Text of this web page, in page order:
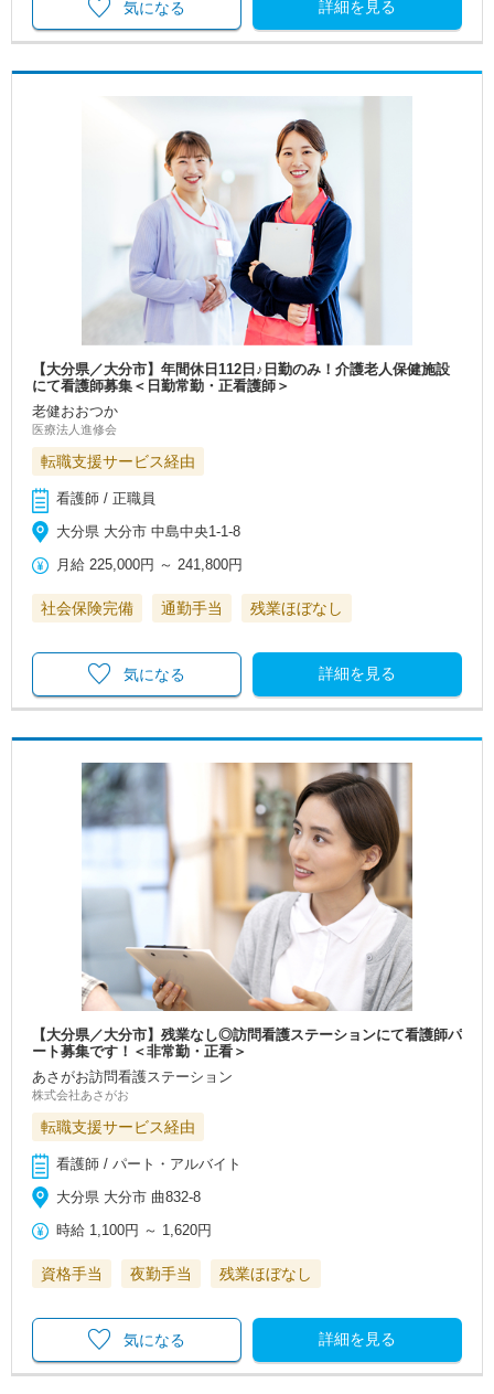
詳細を見る
気になる
【大分県／大分市】年間休日112日♪日勤のみ！介護老人保健施設
にて看護師募集＜日勤常勤・正看護師＞
老健おおつか
医療法人進修会
転職支援サービス経由
看護師 / 正職員
大分県 大分市 中島中央1-1-8
月給 225,000円 ～ 241,800円
社会保険完備 通勤手当 残業ほぼなし
詳細を見る
気になる
【大分県／大分市】残業なし◎訪問看護ステーションにて看護師パ
ート募集です！＜非常勤・正看＞
あさがお訪問看護ステーション
株式会社あさがお
転職支援サービス経由
看護師 / パート・アルバイト
大分県 大分市 曲832-8
時給 1,100円 ～ 1,620円
資格手当 夜勤手当 残業ほぼなし
詳細を見る
気になる